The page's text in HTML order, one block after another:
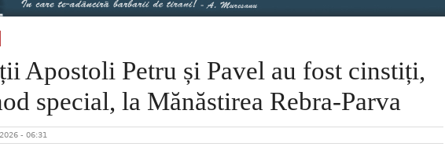
Apostoli Petru și Pavel au fost cinstiți,
special, la Mănăstirea Rebra-Parva
- 06:31